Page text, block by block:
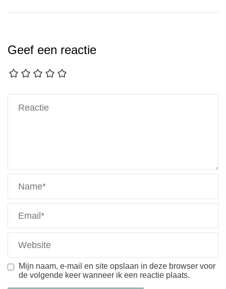
Geef een reactie
Mijn naam, e-mail en site opslaan in deze browser voor
de volgende keer wanneer ik een reactie plaats.